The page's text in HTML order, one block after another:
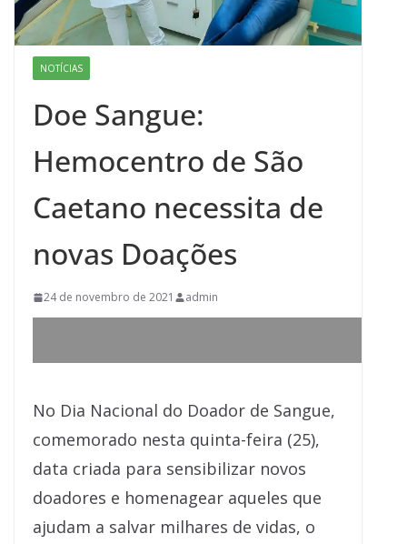
NOTÍCIAS
Doe Sangue:
Hemocentro de São
Caetano necessita de
novas Doações
24 de novembro de 2021 admin
No Dia Nacional do Doador de Sangue,
comemorado nesta quinta-feira (25),
data criada para sensibilizar novos
doadores e homenagear aqueles que
ajudam a salvar milhares de vidas, o